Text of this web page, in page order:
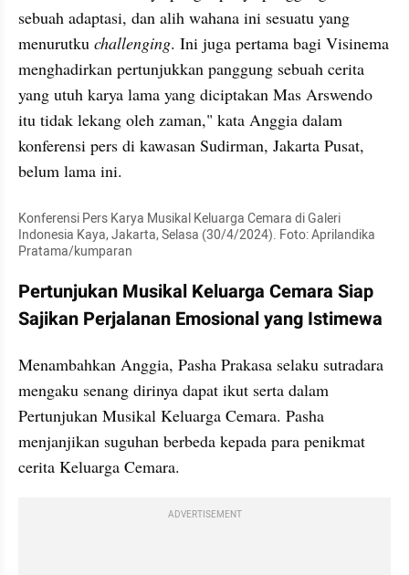
sebuah adaptasi, dan alih wahana ini sesuatu yang
menurutku challenging. Ini juga pertama bagi Visinema
menghadirkan pertunjukkan panggung sebuah cerita
yang utuh karya lama yang diciptakan Mas Arswendo
itu tidak lekang oleh zaman," kata Anggia dalam
konferensi pers di kawasan Sudirman, Jakarta Pusat,
belum lama ini.
Konferensi Pers Karya Musikal Keluarga Cemara di Galeri
Indonesia Kaya, Jakarta, Selasa (30/4/2024). Foto: Aprilandika
Pratama/kumparan
Pertunjukan Musikal Keluarga Cemara Siap
Sajikan Perjalanan Emosional yang Istimewa
Menambahkan Anggia, Pasha Prakasa selaku sutradara
mengaku senang dirinya dapat ikut serta dalam
Pertunjukan Musikal Keluarga Cemara. Pasha
menjanjikan suguhan berbeda kepada para penikmat
cerita Keluarga Cemara.
ADVERTISEMENT